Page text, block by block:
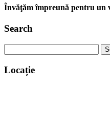
Învăţăm împreună pentru un
Search
for:
Locație